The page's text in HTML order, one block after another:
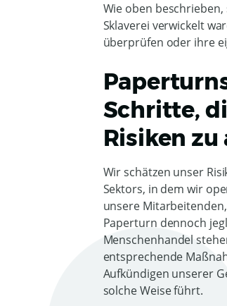
Wie oben
Sklaverei verwickelt
überprüfen oder ihre
Schritte,
Risiken zu
Wir schätzen unser
Sektors, in dem wir
unsere
Paperturn dennoch
Menschenhandel
entsprechende
Aufkündigen unserer
solche Weise führt.